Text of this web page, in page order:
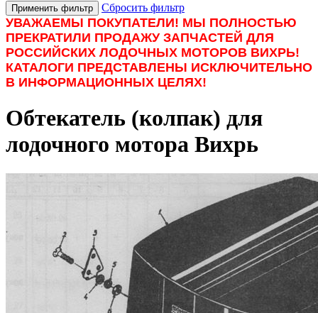
Применить фильтр Сбросить фильтр
УВАЖАЕМЫ ПОКУПАТЕЛИ! МЫ ПОЛНОСТЬЮ
ПРЕКРАТИЛИ ПРОДАЖУ ЗАПЧАСТЕЙ ДЛЯ
РОССИЙСКИХ ЛОДОЧНЫХ МОТОРОВ ВИХРЬ!
КАТАЛОГИ ПРЕДСТАВЛЕНЫ ИСКЛЮЧИТЕЛЬНО
В ИНФОРМАЦИОННЫХ ЦЕЛЯХ!
Обтекатель (колпак) для
лодочного мотора Вихрь